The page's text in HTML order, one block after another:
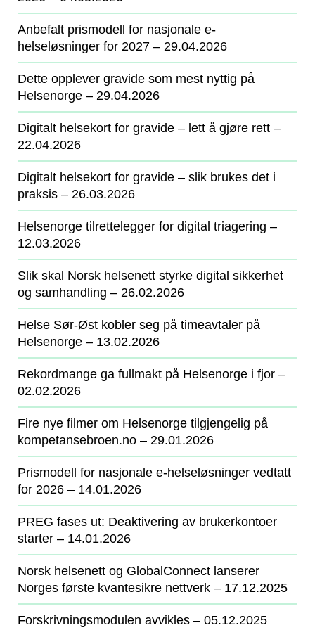
Anbefalt prismodell for nasjonale e-
helseløsninger for 2027 ‒ 29.04.2026
Dette opplever gravide som mest nyttig på
Helsenorge ‒ 29.04.2026
Digitalt helsekort for gravide – lett å gjøre rett ‒
22.04.2026
Digitalt helsekort for gravide – slik brukes det i
praksis ‒ 26.03.2026
Helsenorge tilrettelegger for digital triagering ‒
12.03.2026
Slik skal Norsk helsenett styrke digital sikkerhet
og samhandling ‒ 26.02.2026
Helse Sør-Øst kobler seg på timeavtaler på
Helsenorge ‒ 13.02.2026
Rekordmange ga fullmakt på Helsenorge i fjor ‒
02.02.2026
Fire nye filmer om Helsenorge tilgjengelig på
kompetansebroen.no ‒ 29.01.2026
Prismodell for nasjonale e-helseløsninger vedtatt
for 2026 ‒ 14.01.2026
PREG fases ut: Deaktivering av brukerkontoer
starter ‒ 14.01.2026
Norsk helsenett og GlobalConnect lanserer
Norges første kvantesikre nettverk ‒ 17.12.2025
Forskrivningsmodulen avvikles ‒ 05.12.2025